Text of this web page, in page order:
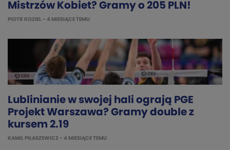
Mistrzów Kobiet? Gramy o 205 PLN!
PIOTR KOZIEL - 4 MIESIĄCE TEMU
Lublinianie w swojej hali ograją PGE
Projekt Warszawa? Gramy double z
kursem 2.19
KAMIL PIŁASZEWICZ - 4 MIESIĄCE TEMU